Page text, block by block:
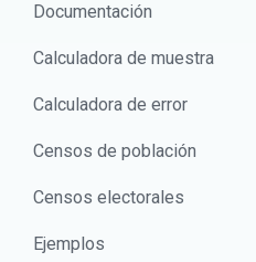
Documentación
Calculadora de muestra
Calculadora de error
Censos de población
Censos electorales
Ejemplos